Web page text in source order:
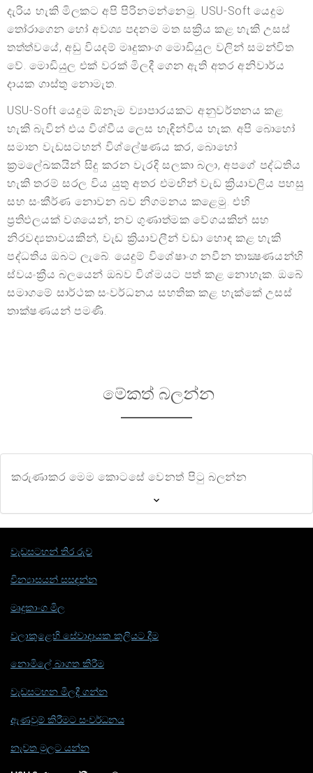
දැරිය හැකි මිලකට අපි පිරිනමන්නෙමු. USU-Soft යෙදුම
තෝරාගෙන හෝ අවශ්‍ය පදනම මත සක්‍රිය කළ හැකි උසස්
තත්ත්වයේ, අඩු වියදම් මෘදුකාංග මොඩියුල වලින් සමන්විත
වේ. මොඩියුල එක් වරක් මිලදී ගෙන ඇති අතර අනිවාර්ය
දායක ගාස්තු නොමැත.
USU-Soft යෙදුම ඕනෑම ව්‍යාපාරයකට අනුවර්තනය කළ
හැකි බැවින් එය විශ්වීය ලෙස හැඳින්විය හැක. අපි බොහෝ
සමාන වැඩසටහන් විශ්ලේෂණය කර, බොහෝ
ක්‍රමලේඛකයින් සිදු කරන වැරදි සලකා බලා, අපගේ පද්ධතිය
හැකි තරම් සරල විය යුතු අතර එමඟින් වැඩ ක්‍රියාවලිය පහසු
සහ සංකීර්ණ නොවන බව නිගමනය කළෙමු. එහි
ප්‍රතිඵලයක් වශයෙන්, නව ගුණාත්මක වේගයකින් සහ
නිරවද්‍යතාවයකින්, වැඩ ක්‍රියාවලීන් වඩා හොඳ කළ හැකි
පද්ධතිය ඔබට ලැබේ. යෙදුම් විශේෂාංග නවීන තාක්‍ෂණයන්හි
ස්වයංක්‍රීය බලයෙන් ඔබව විශ්මයට පත් කළ නොහැක. ඔබේ
සමාගමේ සාර්ථක සංවර්ධනය සහතික කළ හැක්කේ උසස්
තාක්ෂණයන් පමණි.
මේකත් බලන්න
කරුණාකර මෙම කොටසේ වෙනත් පිටු බලන්න
වැඩසටහන් තිර රුව
වින්‍යාසයන් සසඳන්න
මෘදුකාංග මිල
වලාකුළෙහි සේවාදායක කුලියට දීම
නොමිලේ බාගත කිරීම
වැඩසටහන මිලදී ගන්න
ඇණවුම් කිරීමට සංවර්ධනය
නැවත මුලට යන්න